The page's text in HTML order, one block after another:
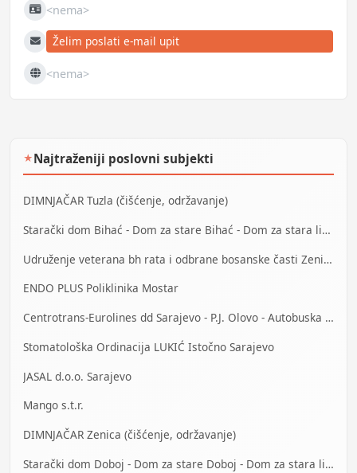
JIB <nema>
E-mailŽelim poslati e-mail upit
Web <nema>
★Najtraženiji poslovni subjekti
DIMNJAČAR Tuzla (čišćenje, održavanje)
Starački dom Bihać - Dom za stare Bihać - Dom za stara lica Bihać
Udruženje veterana bh rata i odbrane bosanske časti Zenica
ENDO PLUS Poliklinika Mostar
Centrotrans-Eurolines dd Sarajevo - P.J. Olovo - Autobuska stanica
Stomatološka Ordinacija LUKIĆ Istočno Sarajevo
JASAL d.o.o. Sarajevo
Mango s.t.r.
DIMNJAČAR Zenica (čišćenje, održavanje)
Starački dom Doboj - Dom za stare Doboj - Dom za stara lica Doboj